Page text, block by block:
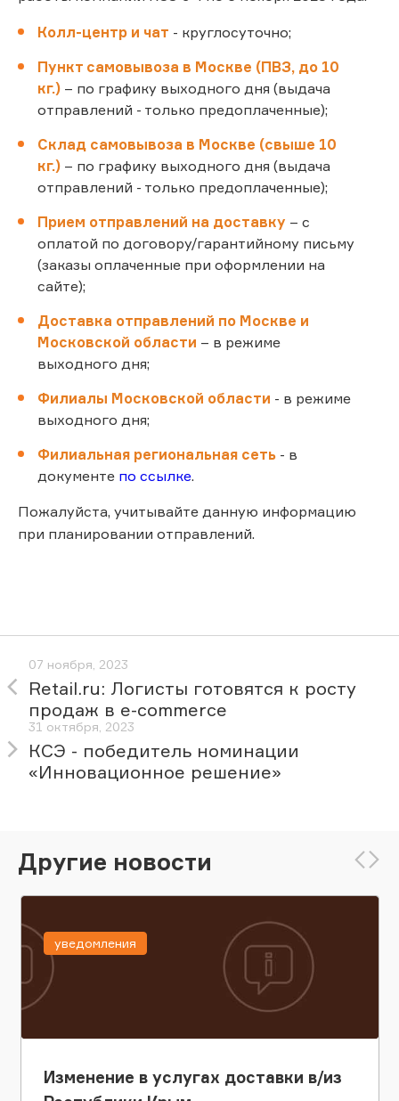
Колл-центр и чат - круглосуточно;
Пункт самовывоза в Москве (ПВЗ, до 10
кг.) – по графику выходного дня (выдача
отправлений - только предоплаченные);
Склад самовывоза в Москве (свыше 10
кг.) – по графику выходного дня (выдача
отправлений - только предоплаченные);
Прием отправлений на доставку – с
оплатой по договору/гарантийному письму
(заказы оплаченные при оформлении на
сайте);
Доставка отправлений по Москве и
Московской области – в режиме
выходного дня;
Филиалы Московской области - в режиме
выходного дня;
Филиальная региональная сеть - в
документе по ссылке.
Пожалуйста, учитывайте данную информацию
при планировании отправлений.
07 ноября, 2023
Retail.ru: Логисты готовятся к росту
продаж в e-commerce
31 октября, 2023
КСЭ - победитель номинации
«Инновационное решение»
Другие новости
Изменение в услугах доставки в/из
уведомления